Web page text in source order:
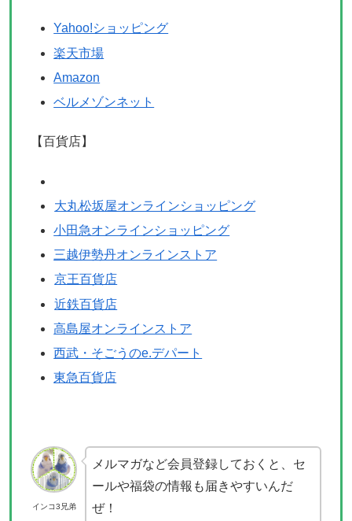
Yahoo!ショッピング
楽天市場
Amazon
ベルメゾンネット
【百貨店】
大丸松坂屋オンラインショッピング
小田急オンラインショッピング
三越伊勢丹オンラインストア
京王百貨店
近鉄百貨店
高島屋オンラインストア
西武・そごうのe.デパート
東急百貨店
インコ3兄弟
メルマガなど会員登録しておくと、セ
ールや福袋の情報も届きやすいんだ
ぜ！